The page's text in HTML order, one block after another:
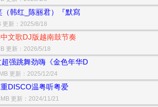
韩红_陈丽君）『默寫
更新：2025/8/18
中文歌DJ版越南鼓节奏
更新：2026/5/18
强跳舞劲嗨《金色年华D
更新：2025/12/24
DISCO温粤听粤爱
更新：2024/11/21